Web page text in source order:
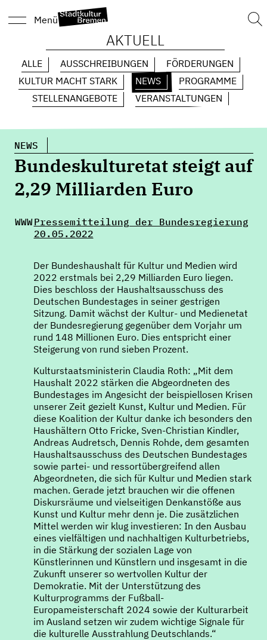
Menü
AKTUELL
ALLE AUSSCHREIBUNGEN
FÖRDERUNGEN
KULTUR MACHT STARK
NEWS
PROGRAMME
STELLENANGEBOTE
VERANSTALTUNGEN
NEWS
Bundeskulturetat steigt auf
2,29 Milliarden Euro
WWWPressemitteilung der Bundesregierung
20.05.2022
Der Bundeshaushalt für Kultur und Medien wird
2022 erstmals bei 2,29 Milliarden Euro liegen.
Dies beschloss der Haushaltsausschuss des
Deutschen Bundestages in seiner gestrigen
Sitzung. Damit wächst der Kultur- und Medienetat
der Bundesregierung gegenüber dem Vorjahr um
rund 148 Millionen Euro. Dies entspricht einer
Steigerung von rund sieben Prozent.
Kulturstaatsministerin Claudia Roth: „Mit dem
Haushalt 2022 stärken die Abgeordneten des
Bundestages im Angesicht der beispiellosen Krisen
unserer Zeit gezielt Kunst, Kultur und Medien. Für
diese Koalition der Kultur danke ich besonders den
Haushältern Otto Fricke, Sven-Christian Kindler,
Andreas Audretsch, Dennis Rohde, dem gesamten
Haushaltsausschuss des Deutschen Bundestages
sowie partei- und ressortübergreifend allen
Abgeordneten, die sich für Kultur und Medien stark
machen. Gerade jetzt brauchen wir die offenen
Diskursräume und vielseitigen Denkanstöße aus
Kunst und Kultur mehr denn je. Die zusätzlichen
Mittel werden wir klug investieren: In den Ausbau
eines vielfältigen und nachhaltigen Kulturbetriebs,
in die Stärkung der sozialen Lage von
Künstlerinnen und Künstlern und insgesamt in die
Zukunft unserer so wertvollen Kultur der
Demokratie. Mit der Unterstützung des
Kulturprogramms der Fußball-
Europameisterschaft 2024 sowie der Kulturarbeit
im Ausland setzen wir zudem wichtige Signale für
die kulturelle Ausstrahlung Deutschlands.“